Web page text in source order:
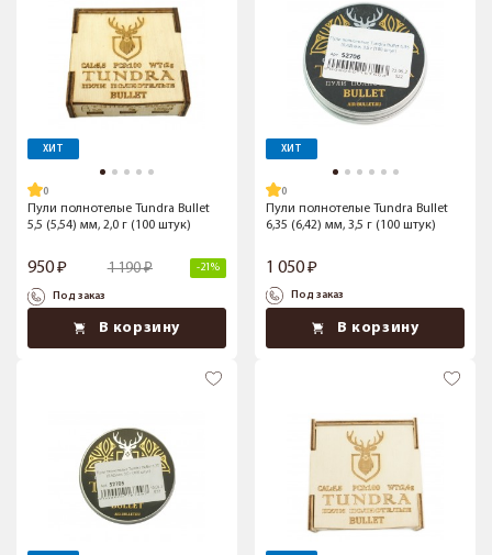
ХИТ
Пули полнотелые Tundra Bullet
5,5 (5,54) мм, 2,0 г (100 штук)
950 1 190 -21%
Под заказ
В корзину
ХИТ
Пули полнотелые Tundra Bullet
6,35 (6,42) мм, 3,5 г (100 штук)
1 050
Под заказ
В корзину